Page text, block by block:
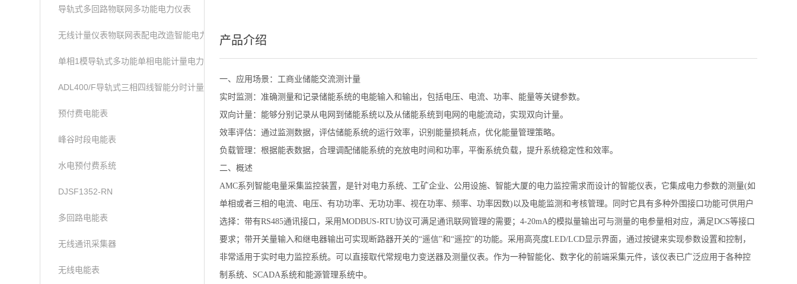
导轨式多回路物联网多功能电力仪表
无线计量仪表物联网表配电改造智能电力仪表
单相1模导轨式多功能单相电能计量电力仪表
ADL400/F导轨式三相四线智能分时计量表
预付费电能表
峰谷时段电能表
水电预付费系统
DJSF1352-RN
多回路电能表
无线通讯采集器
无线电能表
产品介绍
一、应用场景：工商业储能交流测计量
实时监测：准确测量和记录储能系统的电能输入和输出，包括电压、电流、功率、能量等关键参数。
双向计量：能够分别记录从电网到储能系统以及从储能系统到电网的电能流动，实现双向计量。
效率评估：通过监测数据，评估储能系统的运行效率，识别能量损耗点，优化能量管理策略。
负载管理：根据能表数据，合理调配储能系统的充放电时间和功率，平衡系统负载，提升系统稳定性和效率。
二、概述
AMC系列智能电量采集监控装置，是针对电力系统、工矿企业、公用设施、智能大厦的电力监控需求而设计的智能仪表，它集成电力参数的测量(如
单相或者三相的电流、电压、有功功率、无功功率、视在功率、频率、功率因数)以及电能监测和考核管理。同时它具有多种外围接口功能可供用户
选择：带有RS485通讯接口，采用MODBUS-RTU协议可满足通讯联网管理的需要；4-20mA的模拟量输出可与测量的电参量相对应，满足DCS等接口
要求；带开关量输入和继电器输出可实现断路器开关的“遥信"和“遥控"的功能。采用高亮度LED/LCD显示界面，通过按键来实现参数设置和控制，
非常适用于实时电力监控系统。可以直接取代常规电力变送器及测量仪表。作为一种智能化、数字化的前端采集元件，该仪表已广泛应用于各种控
制系统、SCADA系统和能源管理系统中。